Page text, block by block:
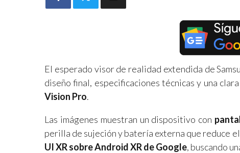
El esperado visor de realidad extendida de
diseño final, especificaciones técnicas y una
Vision Pro.
Las imágenes muestran un dispositivo con
perilla de sujeción y batería externa que reduce
UI XR sobre Android XR de Google, buscando